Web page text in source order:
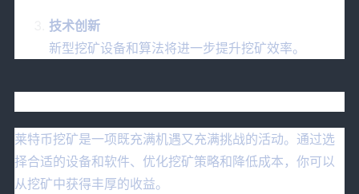
技术创新
新型挖矿设备和算法将进一步提升挖矿效率。
莱特币挖矿是一项既充满机遇又充满挑战的活动。通过选
择合适的设备和软件、优化挖矿策略和降低成本，你可以
从挖矿中获得丰厚的收益。